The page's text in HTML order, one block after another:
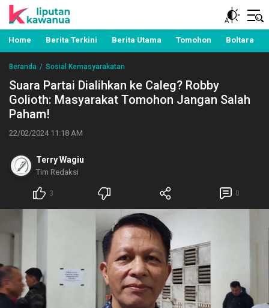
Liputan Kawanua
Berita Manado, Sulawesi Utara, Kawanua, Politik,
Pemerintahan, Hukum Kriminal dan Nasional
Home Berita Terkini Berita Utama Tomohon Boltara
Beranda Sosial Kemasyarakatan
Suara Partai Dialihkan ke Caleg? Robby
Golioth: Masyarakat Tomohon Jangan Salah
Paham!
22/02/2024 11:18 AM
Terry Wagiu
Tim Redaksi
3 0